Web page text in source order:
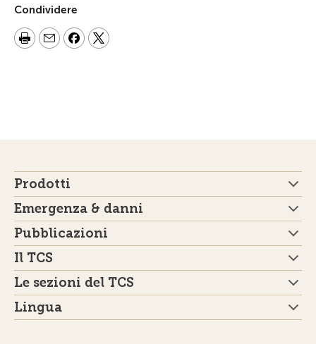
Condividere
Prodotti
Emergenza & danni
Pubblicazioni
Il TCS
Le sezioni del TCS
Lingua